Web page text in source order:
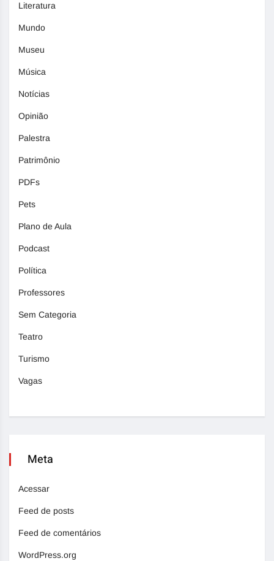
Literatura
Mundo
Museu
Música
Notícias
Opinião
Palestra
Patrimônio
PDFs
Pets
Plano de Aula
Podcast
Política
Professores
Sem Categoria
Teatro
Turismo
Vagas
Meta
Acessar
Feed de posts
Feed de comentários
WordPress.org